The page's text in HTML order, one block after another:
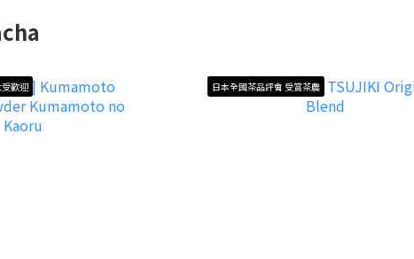
歡迎 日本全國茶品評會 受賞茶農